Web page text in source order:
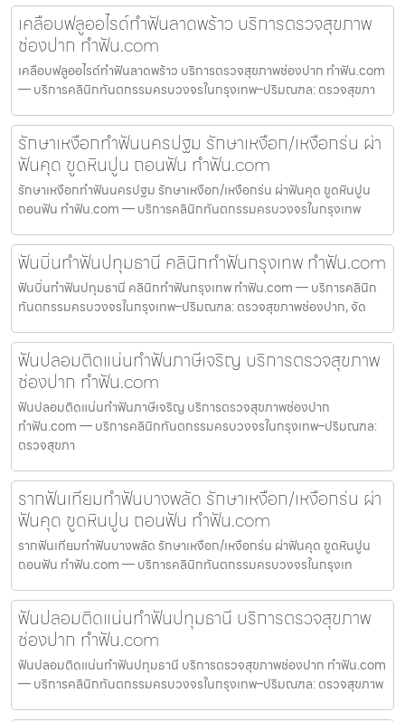
เคลือบฟลูออไรด์ทำฟันลาดพร้าว บริการตรวจสุขภาพ
ช่องปาก ทำฟัน.com
เคลือบฟลูออไรด์ทำฟันลาดพร้าว บริการตรวจสุขภาพช่องปาก ทำฟัน.com
— บริการคลินิกทันตกรรมครบวงจรในกรุงเทพ–ปริมณฑล: ตรวจสุขภา
รักษาเหงือกทำฟันนครปฐม รักษาเหงือก/เหงือกร่น ผ่า
ฟันคุด ขูดหินปูน ถอนฟัน ทำฟัน.com
รักษาเหงือกทำฟันนครปฐม รักษาเหงือก/เหงือกร่น ผ่าฟันคุด ขูดหินปูน
ถอนฟัน ทำฟัน.com — บริการคลินิกทันตกรรมครบวงจรในกรุงเทพ
ฟันบิ่นทำฟันปทุมธานี คลินิกทำฟันกรุงเทพ ทำฟัน.com
ฟันบิ่นทำฟันปทุมธานี คลินิกทำฟันกรุงเทพ ทำฟัน.com — บริการคลินิก
ทันตกรรมครบวงจรในกรุงเทพ–ปริมณฑล: ตรวจสุขภาพช่องปาก, จัด
ฟันปลอมติดแน่นทำฟันภาษีเจริญ บริการตรวจสุขภาพ
ช่องปาก ทำฟัน.com
ฟันปลอมติดแน่นทำฟันภาษีเจริญ บริการตรวจสุขภาพช่องปาก
ทำฟัน.com — บริการคลินิกทันตกรรมครบวงจรในกรุงเทพ–ปริมณฑล:
ตรวจสุขภา
รากฟันเทียมทำฟันบางพลัด รักษาเหงือก/เหงือกร่น ผ่า
ฟันคุด ขูดหินปูน ถอนฟัน ทำฟัน.com
รากฟันเทียมทำฟันบางพลัด รักษาเหงือก/เหงือกร่น ผ่าฟันคุด ขูดหินปูน
ถอนฟัน ทำฟัน.com — บริการคลินิกทันตกรรมครบวงจรในกรุงเท
ฟันปลอมติดแน่นทำฟันปทุมธานี บริการตรวจสุขภาพ
ช่องปาก ทำฟัน.com
ฟันปลอมติดแน่นทำฟันปทุมธานี บริการตรวจสุขภาพช่องปาก ทำฟัน.com
— บริการคลินิกทันตกรรมครบวงจรในกรุงเทพ–ปริมณฑล: ตรวจสุขภาพ